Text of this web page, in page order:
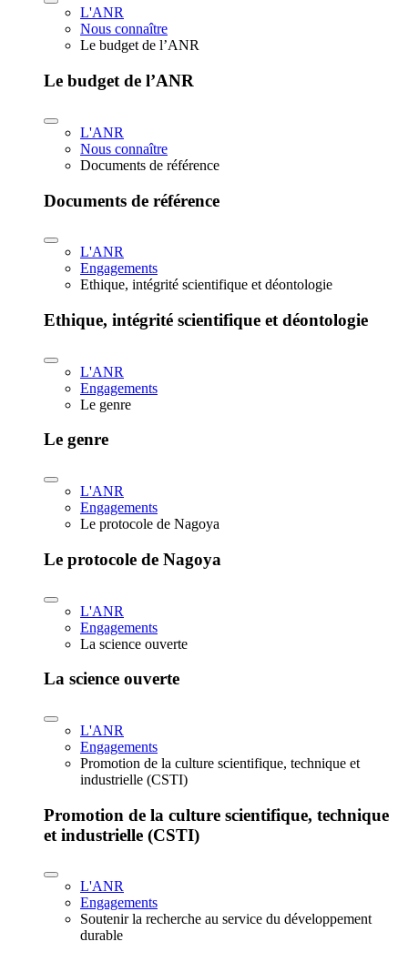
L'ANR
Nous connaître
Le budget de l’ANR
Le budget de l’ANR
L'ANR
Nous connaître
Documents de référence
Documents de référence
L'ANR
Engagements
Ethique, intégrité scientifique et déontologie
Ethique, intégrité scientifique et déontologie
L'ANR
Engagements
Le genre
Le genre
L'ANR
Engagements
Le protocole de Nagoya
Le protocole de Nagoya
L'ANR
Engagements
La science ouverte
La science ouverte
L'ANR
Engagements
Promotion de la culture scientifique, technique et
industrielle (CSTI)
Promotion de la culture scientifique, technique
et industrielle (CSTI)
L'ANR
Engagements
Soutenir la recherche au service du développement
durable